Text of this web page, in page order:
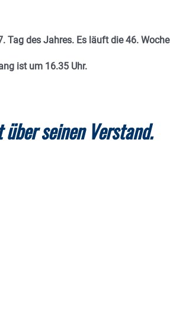
Tag des Jahres. Es läuft die 46.
ist um 16.35 Uhr.
seinen Verstand.